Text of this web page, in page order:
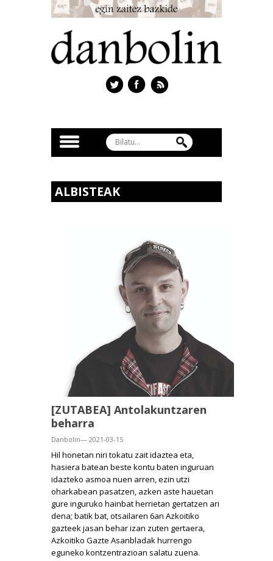
ALBISTEAK
[ZUTABEA] Antolakuntzaren
beharra
Danbolin— 2021-03-15
Hil honetan niri tokatu zait idaztea eta,
hasiera batean beste kontu baten inguruan
idazteko asmoa nuen arren, ezin utzi
oharkabean pasatzen, azken aste hauetan
gure inguruko hainbat herrietan gertatzen ari
dena; batik bat, otsailaren 6an Azkoitiko
gazteek jasan behar izan zuten gertaera,
Azkoitiko Gazte Asanbladak hurrengo
eguneko kontzentrazioan salatu zuena.